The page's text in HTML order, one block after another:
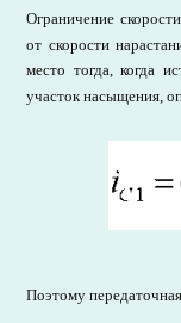
Ограничение
от скорости
место тогда, когда
участок насыщения,
Поэтому